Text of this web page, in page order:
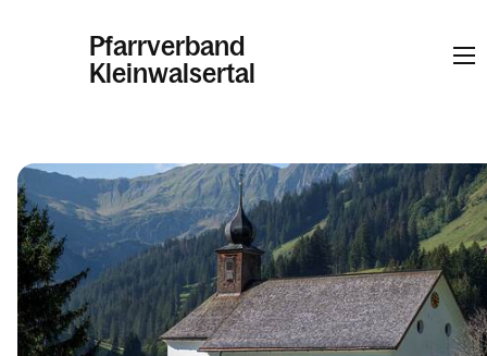
Pfarrverband
Kleinwalsertal
Kalender
Personen